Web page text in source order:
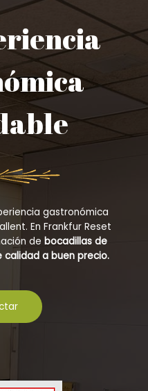
gastronómica
En Frankfur Reset
de bocadillas de
calidad a buen precio.